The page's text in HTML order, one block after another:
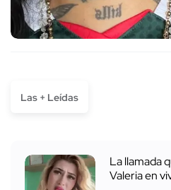
Las + Leídas
La llamada
Valeria en